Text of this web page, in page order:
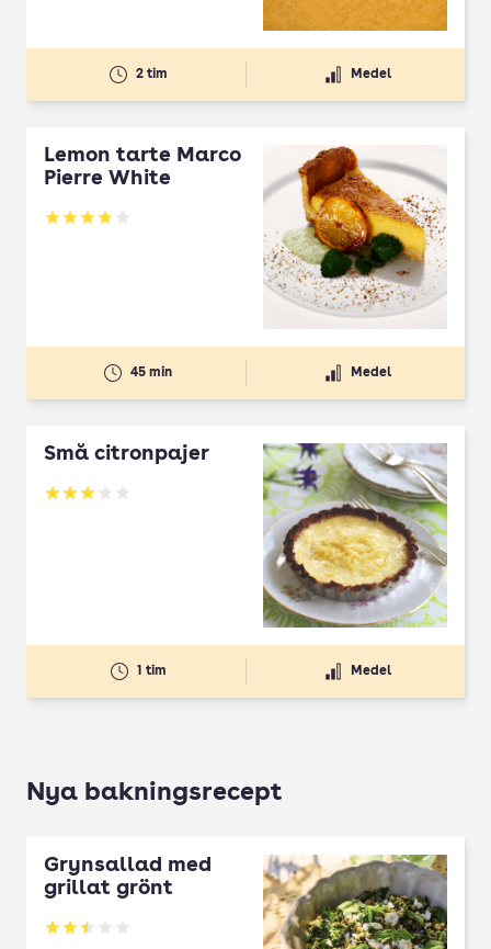
2 tim Medel
Lemon tarte Marco
Pierre White
Betyg: 3.96 av 5
45 min Medel
Små citronpajer
Betyg: 3.14 av 5
1 tim Medel
Nya bakningsrecept
Grynsallad med
grillat grönt
Betyg: 2.5 av 5